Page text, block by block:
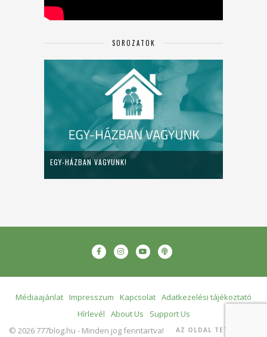
SOROZATOK
EGY-HÁZBAN VAGYUNK!
Médiaajánlat Impresszum Kapcsolat Adatkezelési tájékoztató
Hírlevél
About Us
Support Us
© 2026 777blog.hu - Minden jog fenntartva!
AZ OLDAL TETEJÉRE